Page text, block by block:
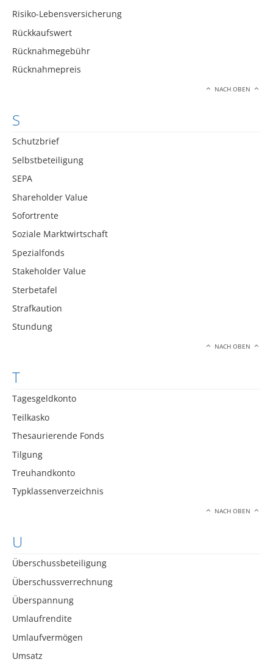
Risiko-Lebensversicherung
Rückkaufswert
Rücknahmegebühr
Rücknahmepreis
NACH OBEN
S
Schutzbrief
Selbstbeteiligung
SEPA
Shareholder Value
Sofortrente
Soziale Marktwirtschaft
Spezialfonds
Stakeholder Value
Sterbetafel
Strafkaution
Stundung
NACH OBEN
T
Tagesgeldkonto
Teilkasko
Thesaurierende Fonds
Tilgung
Treuhandkonto
Typklassenverzeichnis
NACH OBEN
U
Überschussbeteiligung
Überschussverrechnung
Überspannung
Umlaufrendite
Umlaufvermögen
Umsatz